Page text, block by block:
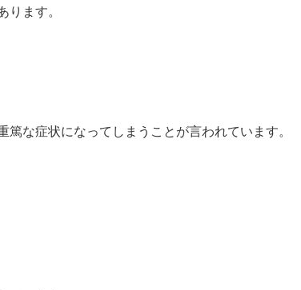
ります。
な症状になってしまうことが言われています。